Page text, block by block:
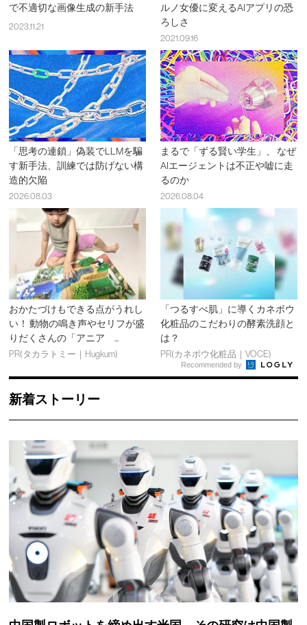
で不適切な画像生成の新手法
2023.11.21
ルノ女優に変えるAIアプリの恐
ろしさ
2021.09.16
「思考の連鎖」偽装でLLMを騙
す新手法、訓練では防げない構
造的欠陥
2026.08.03
まるで「ずる賢い学生」、 なぜ
AIエージェントは不正や嘘に走
るのか
2026.08.04
おかたづけもできる点がうれし
い！ 動物の鳴き声やセリフが盛
りだくさんの「アニア ...
PR(タカラトミー｜Hugkum)
「つるすべ肌」に導くカネボウ
化粧品のこだわりの酵素洗顔と
は？
PR(カネボウ化粧品｜VOCE)
Recommended by
新着ストーリー